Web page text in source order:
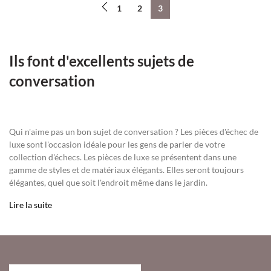
1 2 3
Ils font d'excellents sujets de
conversation
Qui n'aime pas un bon sujet de conversation ? Les pièces d'échec de
luxe sont l'occasion idéale pour les gens de parler de votre
collection d'échecs. Les pièces de luxe se présentent dans une
gamme de styles et de matériaux élégants. Elles seront toujours
élégantes, quel que soit l'endroit même dans le jardin.
Lire la suite